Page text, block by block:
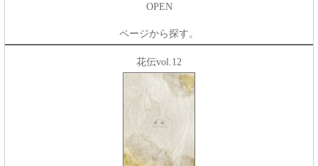
OPEN
ページから探す。
花伝vol.12